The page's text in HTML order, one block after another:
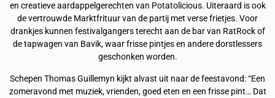
en creatieve aardappelgerechten van Potatolicious. Uiteraard is ook
de vertrouwde Marktfrituur van de partij met verse frietjes. Voor
drankjes kunnen festivalgangers terecht aan de bar van RatRock of
de tapwagen van Bavik, waar frisse pintjes en andere dorstlessers
geschonken worden.
Schepen Thomas Guillemyn kijkt alvast uit naar de feestavond: “Een
zomeravond met muziek, vrienden, goed eten en een frisse pint… Dat